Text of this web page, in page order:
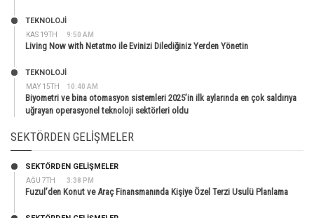
KAS 19TH 9:50 AM
TEKNOLOJİ
Living Now with Netatmo ile Evinizi Dilediğiniz Yerden Yönetin
MAY 15TH 10:40 AM
TEKNOLOJİ
Biyometri ve bina otomasyon sistemleri 2025’in ilk aylarında en çok saldırıya
uğrayan operasyonel teknoloji sektörleri oldu
SEKTÖRDEN GELIŞMELER
AĞU 7TH 3:38 PM
SEKTÖRDEN GELIŞMELER
Fuzul’den Konut ve Araç Finansmanında Kişiye Özel Terzi Usulü Planlama